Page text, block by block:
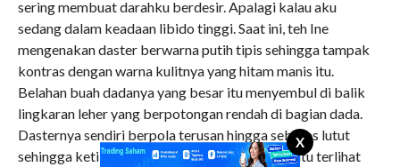
X
sering membuat darahku berdesir. Apalagi kalau aku
sedang dalam keadaan libido tinggi. Saat ini, teh Ine
mengenakan daster berwarna putih tipis sehingga tampak
kontras dengan warna kulitnya yang hitam manis itu.
Belahan buah dadanya yang besar itu menyembul di balik
lingkaran leher yang berpotongan rendah di bagian dada.
Dasternya sendiri berpola terusan hingga sebatas lutut
sehingga ketika duduk, pahanya yang montok itu terlihat